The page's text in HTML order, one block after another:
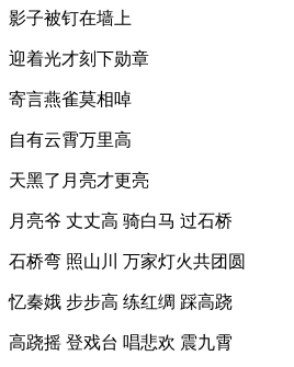
影子被钉在墙上
迎着光才刻下勋章
寄言燕雀莫相啅
自有云霄万里高
天黑了月亮才更亮
月亮爷 丈丈高 骑白马 过石桥
石桥弯 照山川 万家灯火共团圆
忆秦娥 步步高 练红绸 踩高跷
高跷摇 登戏台 唱悲欢 震九霄